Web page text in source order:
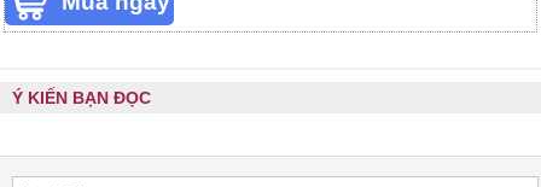
Ý KIẾN BẠN ĐỌC